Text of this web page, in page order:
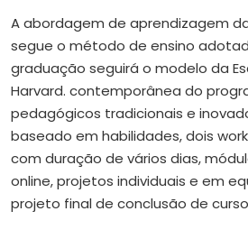
A abordagem de aprendizagem
segue o método de ensino
graduação seguirá o modelo da
Harvard. contemporânea do
pedagógicos tradicionais e
baseado em habilidades, dois
com duração de vários dias,
online, projetos individuais e em
projeto final de conclusão de